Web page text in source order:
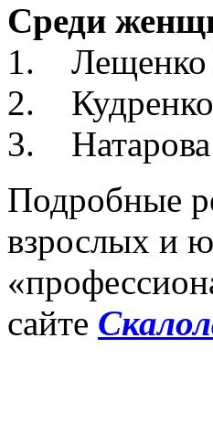
Среди
1. Лещенко
2.
3.
Подробные
взрослых и
сайте